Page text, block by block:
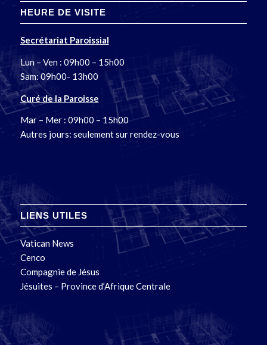
HEURE DE VISITE
Secrétariat Paroissial
Lun – Ven : 09h00 – 15h00
Sam: 09h00- 13h00
Curé de la Paroisse
Mar – Mer : 09h00 – 15h00
Autres jours: seulement sur rendez-vous
LIENS UTILES
Vatican News
Cenco
Compagnie de Jésus
Jésuites – Province d’Afrique Centrale